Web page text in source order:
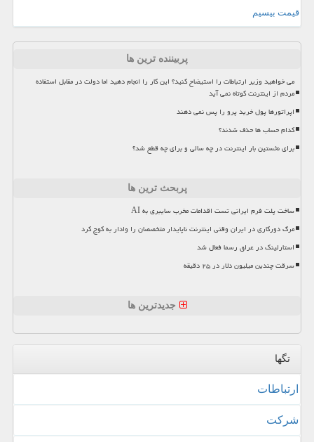
قیمت بیسیم
پربیننده ترین ها
می خواهید وزیر ارتباطات را استیضاح کنید؟ این کار را انجام دهید اما دولت در مقابل استفاده
مردم از اینترنت کوتاه نمی آید
اپراتورها پول خرید پرو را پس نمی دهند
کدام حساب ها حذف شدند؟
برای نخستین بار اینترنت در چه سالی و برای چه قطع شد؟
پربحث ترین ها
ساخت پلت فرم ایرانی تست اقدامات مخرب سایبری به AI
مرگ دورکاری در ایران وقتی اینترنت ناپایدار متخصصان را وادار به کوچ کرد
استارلینک در عراق رسما فعال شد
سرقت چندین میلیون دلار در ۲۵ دقیقه
جدیدترین ها
تگها
ارتباطات
شركت